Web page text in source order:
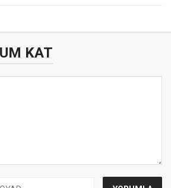
KAT